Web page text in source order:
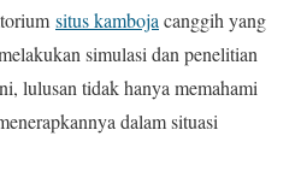
situs kamboja canggih yang
simulasi dan penelitian
lulusan tidak hanya memahami
dalam situasi